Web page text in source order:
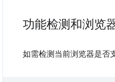
功能检测和浏览
如需检测当前浏览器是否